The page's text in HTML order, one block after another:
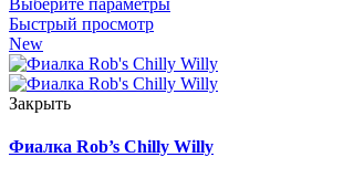
Выберите параметры
Быстрый просмотр
New
Закрыть
Фиалка Rob’s Chilly Willy